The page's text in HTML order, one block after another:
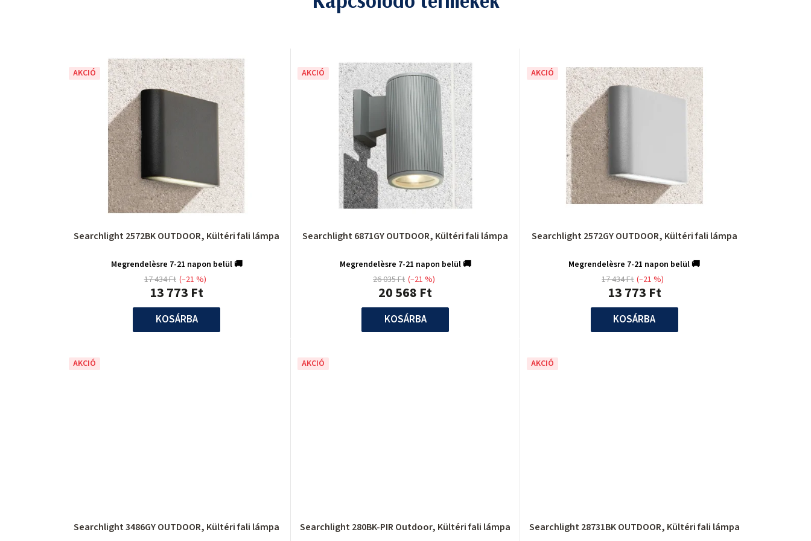
AKCIÓ
Searchlight 2572BK OUTDOOR, Kültéri fali lámpa
Megrendelèsre 7-21 napon belül 🚚
13 773 Ft
17 434 Ft (–21 %)
KOSÁRBA
AKCIÓ
Searchlight 6871GY OUTDOOR, Kültéri fali lámpa
Megrendelèsre 7-21 napon belül 🚚
20 568 Ft
26 035 Ft (–21 %)
KOSÁRBA
AKCIÓ
Searchlight 2572GY OUTDOOR, Kültéri fali lámpa
Megrendelèsre 7-21 napon belül 🚚
13 773 Ft
17 434 Ft (–21 %)
KOSÁRBA
AKCIÓ
Searchlight 3486GY OUTDOOR, Kültéri fali lámpa
AKCIÓ
Searchlight 280BK-PIR Outdoor, Kültéri fali lámpa
AKCIÓ
Searchlight 28731BK OUTDOOR, Kültéri fali lámpa